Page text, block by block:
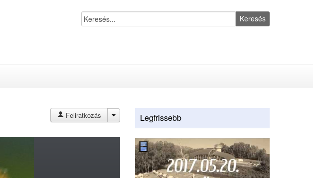
Keresés
Feliratkozás JACTIONSLegfrissebb